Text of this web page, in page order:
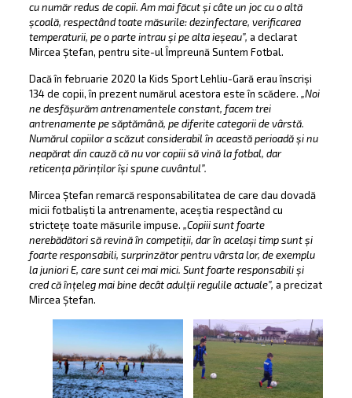
cu număr redus de copii. Am mai făcut și câte un joc cu o altă
școală, respectând toate măsurile: dezinfectare, verificarea
temperaturii, pe o parte intrau și pe alta ieșeau”, a declarat
Mircea Ștefan, pentru site-ul Împreună Suntem Fotbal.
Dacă în februarie 2020 la Kids Sport Lehliu-Gară erau înscriși
134 de copii, în prezent numărul acestora este în scădere. „Noi
ne desfășurăm antrenamentele constant, facem trei
antrenamente pe săptămână, pe diferite categorii de vârstă.
Numărul copiilor a scăzut considerabil în această perioadă și nu
neapărat din cauză că nu vor copiii să vină la fotbal, dar
reticența părinților își spune cuvântul”.
Mircea Ștefan remarcă responsabilitatea de care dau dovadă
micii fotbaliști la antrenamente, aceștia respectând cu
strictețe toate măsurile impuse. „Copiii sunt foarte
nerebădători să revină în competiții, dar în același timp sunt și
foarte responsabili, surprinzător pentru vârsta lor, de exemplu
la juniori E, care sunt cei mai mici. Sunt foarte responsabili și
cred că înțeleg mai bine decât adulții regulile actuale”, a precizat
Mircea Ștefan.